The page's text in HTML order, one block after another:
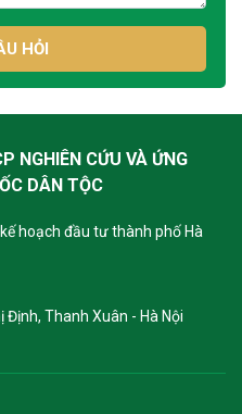
HỎI
NGHIÊN CỨU VÀ ỨNG
DÂN TỘC
hoạch đầu tư thành phố Hà
Định, Thanh Xuân - Hà Nội